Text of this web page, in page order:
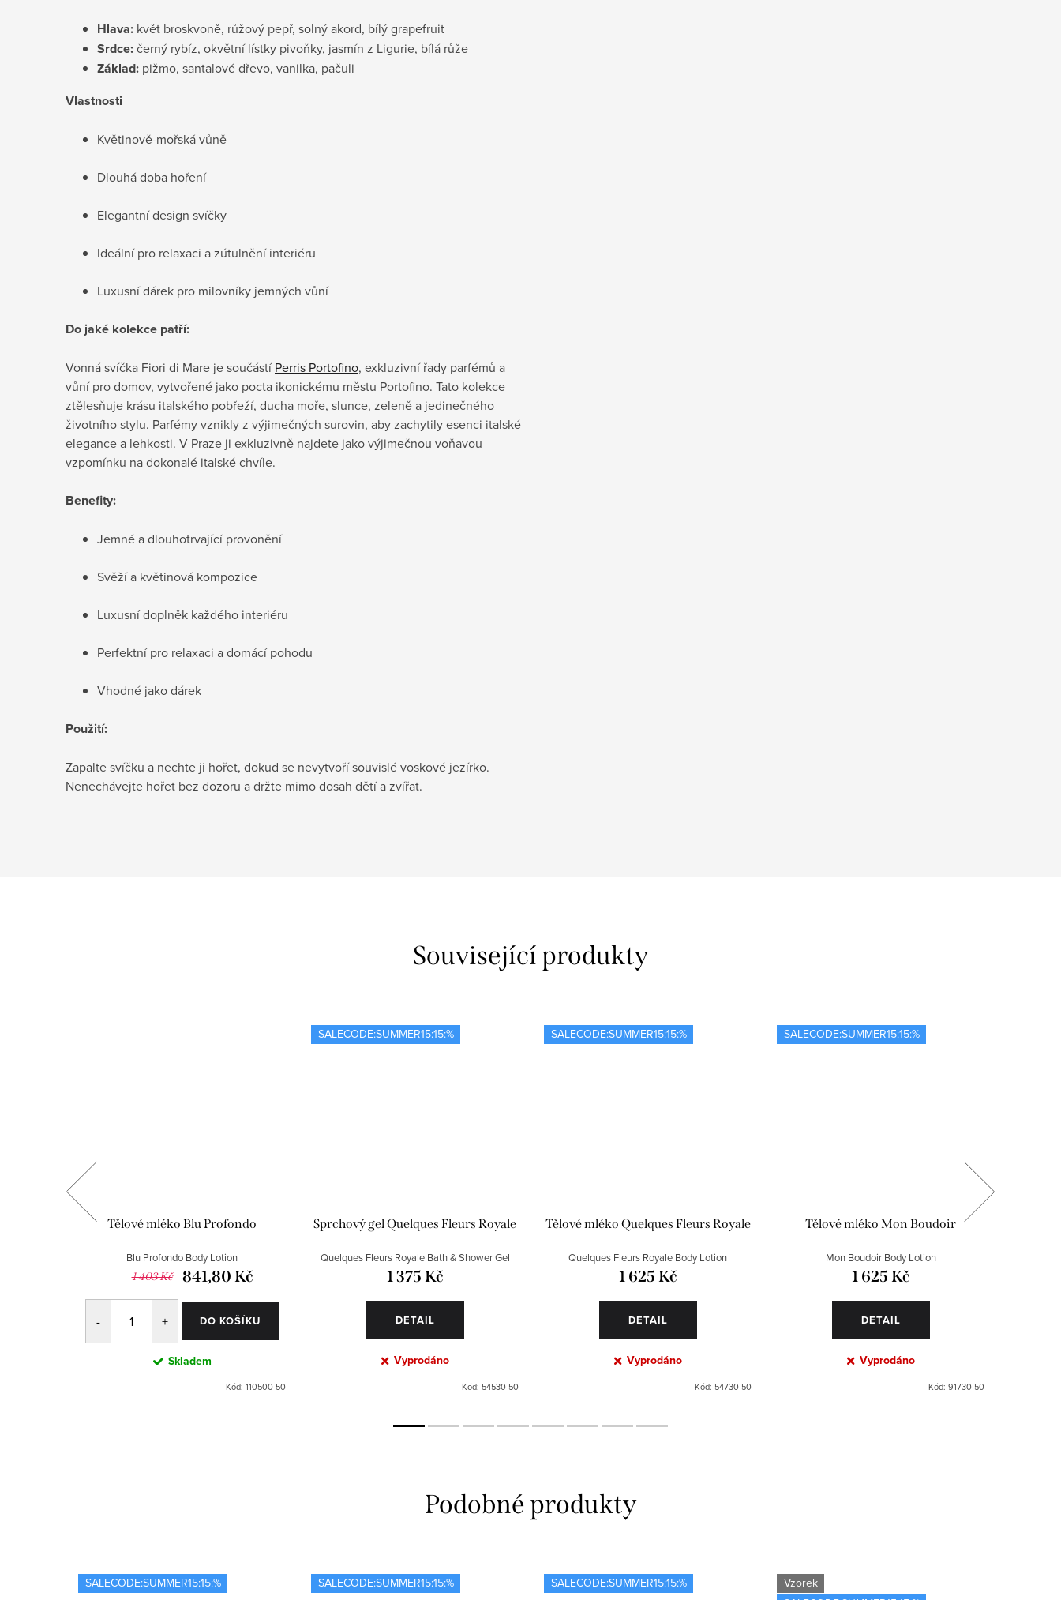
Hlava: květ broskvoně, růžový pepř, solný akord, bílý grapefruit
Srdce:černý rybíz, okvětní lístky pivoňky, jasmín z Ligurie, bílá růže
Základ: pižmo, santalové dřevo, vanilka, pačuli
Vlastnosti
Květinově-mořská vůně
Dlouhá doba hoření
Elegantní design svíčky
Ideální pro relaxaci a zútulnění interiéru
Luxusní dárek pro milovníky jemných vůní
Do jaké kolekce patří:
Vonná svíčka Fiori di Mare je součástíPerris Portofino, exkluzivní řady parfémů a
vůní pro domov, vytvořené jako pocta ikonickému městu Portofino. Tato kolekce
ztělesňuje krásu italského pobřeží, ducha moře, slunce, zeleně a jedinečného
životního stylu. Parfémy vznikly z výjimečných surovin, aby zachytily esenci italské
elegance a lehkosti. V Praze ji exkluzivně najdete jako výjimečnou voňavou
vzpomínku na dokonalé italské chvíle.
Benefity:
Jemné a dlouhotrvající provonění
Svěží a květinová kompozice
Luxusní doplněk každého interiéru
Perfektní pro relaxaci a domácí pohodu
Vhodné jako dárek
Použití:
Zapalte svíčku a nechte ji hořet, dokud se nevytvoří souvislé voskové jezírko.
Nenechávejte hořet bez dozoru a držte mimo dosah dětí a zvířat.
Související produkty
Tělové mléko Blu Profondo
Blu Profondo Body Lotion
1 403 Kč 841,80 Kč
DO KOŠÍKU
Skladem
Kód: 110500-50
SALECODE:SUMMER15:15:%
Sprchový gel Quelques Fleurs Royale
Quelques Fleurs Royale Bath & Shower Gel
1 375 Kč
DETAIL
Vyprodáno
Kód: 54530-50
SALECODE:SUMMER15:15:%
Tělové mléko Quelques Fleurs Royale
Quelques Fleurs Royale Body Lotion
1 625 Kč
DETAIL
Vyprodáno
Kód: 54730-50
SALECODE:SUMMER15:15:%
Tělové mléko Mon Boudoir
Mon Boudoir Body Lotion
1 625 Kč
DETAIL
Vyprodáno
Kód: 91730-50
SALECODE:SUMMER15:15:% SALECODE:SUMMER15:15:% SALECODE:SUMMER15:15:%
Vzorek